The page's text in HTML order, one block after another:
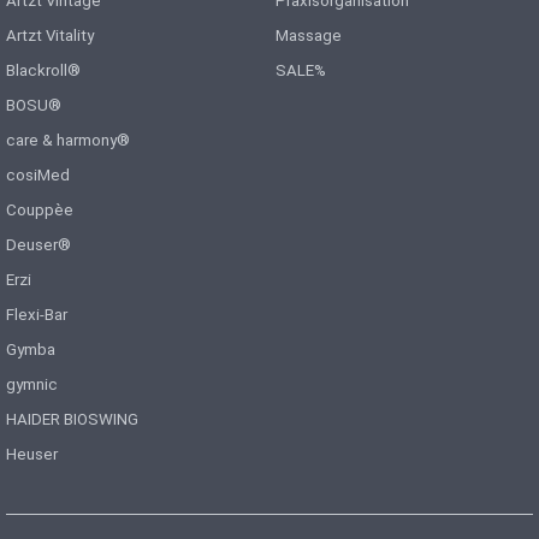
Artzt Vitality
Blackroll®
BOSU®
care & harmony®
cosiMed
Couppèe
Deuser®
Erzi
Flexi-Bar
Gymba
gymnic
HAIDER BIOSWING
Heuser
Massage
SALE%